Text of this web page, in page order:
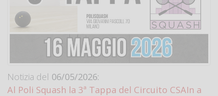
Notizia del 06/05/2026:
Al Poli Squash la 3ª Tappa del Circuito CSAIn a